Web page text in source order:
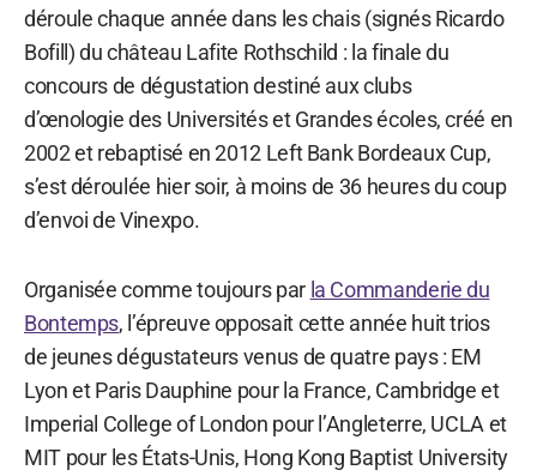
déroule chaque année dans les chais (signés Ricardo
Bofill) du château Lafite Rothschild : la finale du
concours de dégustation destiné aux clubs
d’œnologie des Universités et Grandes écoles, créé en
2002 et rebaptisé en 2012 Left Bank Bordeaux Cup,
s’est déroulée hier soir, à moins de 36 heures du coup
d’envoi de Vinexpo.
Organisée comme toujours par la Commanderie du
Bontemps, l’épreuve opposait cette année huit trios
de jeunes dégustateurs venus de quatre pays : EM
Lyon et Paris Dauphine pour la France, Cambridge et
Imperial College of London pour l’Angleterre, UCLA et
MIT pour les États-Unis, Hong Kong Baptist University